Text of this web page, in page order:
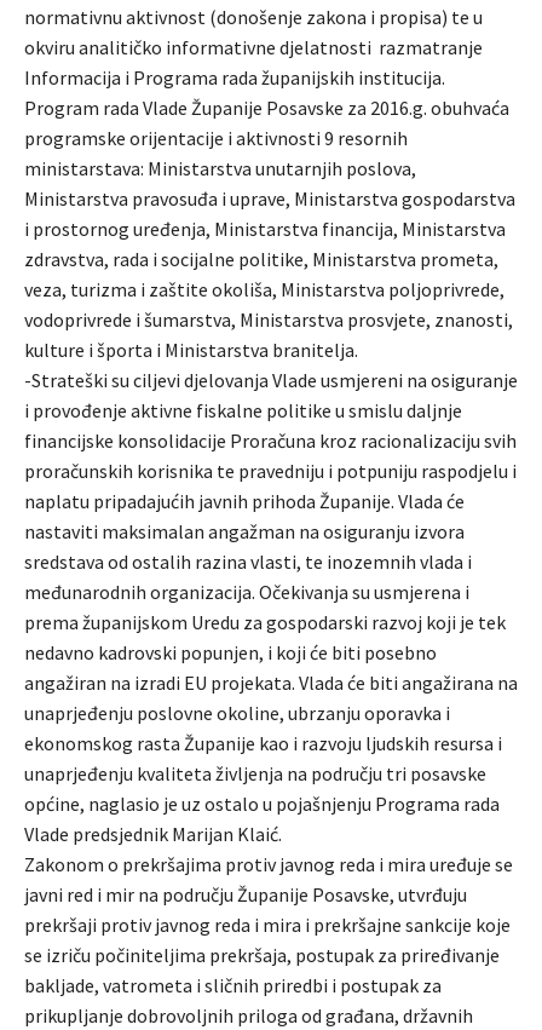
normativnu aktivnost (donošenje zakona i propisa) te u
okviru analitičko informativne djelatnosti razmatranje
Informacija i Programa rada županijskih institucija.
Program rada Vlade Županije Posavske za 2016.g. obuhvaća
programske orijentacije i aktivnosti 9 resornih
ministarstava: Ministarstva unutarnjih poslova,
Ministarstva pravosuđa i uprave, Ministarstva gospodarstva
i prostornog uređenja, Ministarstva financija, Ministarstva
zdravstva, rada i socijalne politike, Ministarstva prometa,
veza, turizma i zaštite okoliša, Ministarstva poljoprivrede,
vodoprivrede i šumarstva, Ministarstva prosvjete, znanosti,
kulture i športa i Ministarstva branitelja.
-Strateški su ciljevi djelovanja Vlade usmjereni na osiguranje
i provođenje aktivne fiskalne politike u smislu daljnje
financijske konsolidacije Proračuna kroz racionalizaciju svih
proračunskih korisnika te pravedniju i potpuniju raspodjelu i
naplatu pripadajućih javnih prihoda Županije. Vlada će
nastaviti maksimalan angažman na osiguranju izvora
sredstava od ostalih razina vlasti, te inozemnih vlada i
međunarodnih organizacija. Očekivanja su usmjerena i
prema županijskom Uredu za gospodarski razvoj koji je tek
nedavno kadrovski popunjen, i koji će biti posebno
angažiran na izradi EU projekata. Vlada će biti angažirana na
unaprjeđenju poslovne okoline, ubrzanju oporavka i
ekonomskog rasta Županije kao i razvoju ljudskih resursa i
unaprjeđenju kvaliteta življenja na području tri posavske
općine, naglasio je uz ostalo u pojašnjenju Programa rada
Vlade predsjednik Marijan Klaić.
Zakonom o prekršajima protiv javnog reda i mira uređuje se
javni red i mir na području Županije Posavske, utvrđuju
prekršaji protiv javnog reda i mira i prekršajne sankcije koje
se izriču počiniteljima prekršaja, postupak za priređivanje
bakljade, vatrometa i sličnih priredbi i postupak za
prikupljanje dobrovoljnih priloga od građana, državnih